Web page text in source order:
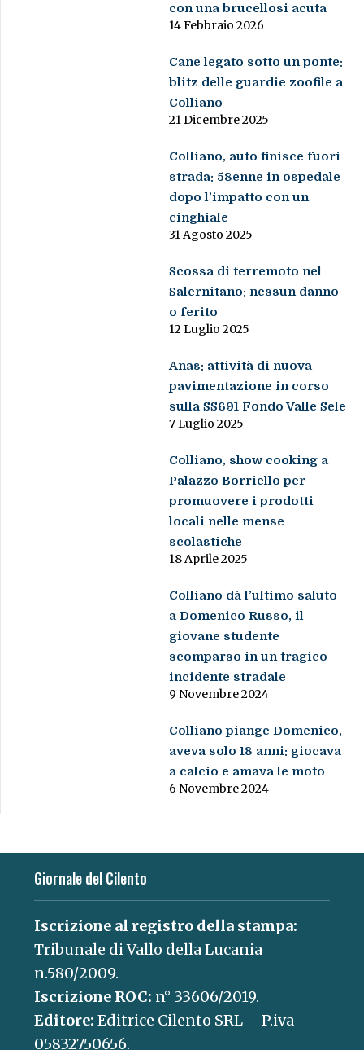
con una brucellosi acuta
14 Febbraio 2026
Cane legato sotto un ponte:
blitz delle guardie zoofile a
Colliano
21 Dicembre 2025
Colliano, auto finisce fuori
strada: 58enne in ospedale
dopo l’impatto con un
cinghiale
31 Agosto 2025
Scossa di terremoto nel
Salernitano: nessun danno
o ferito
12 Luglio 2025
Anas: attività di nuova
pavimentazione in corso
sulla SS691 Fondo Valle Sele
7 Luglio 2025
Colliano, show cooking a
Palazzo Borriello per
promuovere i prodotti
locali nelle mense
scolastiche
18 Aprile 2025
Colliano dà l’ultimo saluto
a Domenico Russo, il
giovane studente
scomparso in un tragico
incidente stradale
9 Novembre 2024
Colliano piange Domenico,
aveva solo 18 anni: giocava
a calcio e amava le moto
6 Novembre 2024
Giornale del Cilento
Iscrizione al registro della stampa:
Tribunale di Vallo della Lucania
n.580/2009.
Iscrizione ROC: n° 33606/2019.
Editore: Editrice Cilento SRL – P.iva
05832750656.